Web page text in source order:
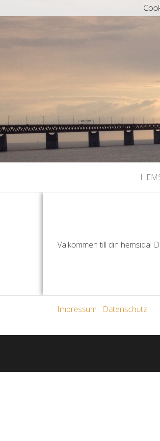
Welkomna till DSG
Välkommen till din hemsida!
Impressum Datenschutz